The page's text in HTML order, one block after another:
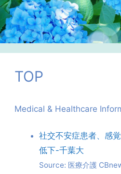
TOP
Medical & Healthcare
社交不安症患者、感
低下-千葉大
Source: 医療介護